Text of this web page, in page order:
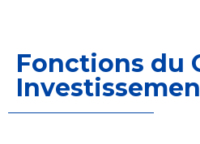
Fonctions du